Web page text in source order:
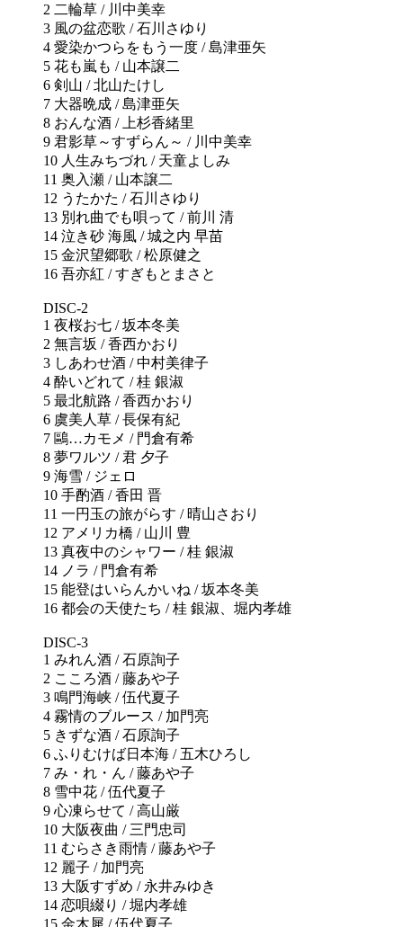
2 二輪草 / 川中美幸
3 風の盆恋歌 / 石川さゆり
4 愛染かつらをもう一度 / 島津亜矢
5 花も嵐も / 山本譲二
6 剣山 / 北山たけし
7 大器晩成 / 島津亜矢
8 おんな酒 / 上杉香緒里
9 君影草～すずらん～ / 川中美幸
10 人生みちづれ / 天童よしみ
11 奥入瀬 / 山本譲二
12 うたかた / 石川さゆり
13 別れ曲でも唄って / 前川 清
14 泣き砂 海風 / 城之内 早苗
15 金沢望郷歌 / 松原健之
16 吾亦紅 / すぎもとまさと
DISC-2
1 夜桜お七 / 坂本冬美
2 無言坂 / 香西かおり
3 しあわせ酒 / 中村美律子
4 酔いどれて / 桂 銀淑
5 最北航路 / 香西かおり
6 虞美人草 / 長保有紀
7 鷗…カモメ / 門倉有希
8 夢ワルツ / 君 夕子
9 海雪 / ジェロ
10 手酌酒 / 香田 晋
11 一円玉の旅がらす / 晴山さおり
12 アメリカ橋 / 山川 豊
13 真夜中のシャワー / 桂 銀淑
14 ノラ / 門倉有希
15 能登はいらんかいね / 坂本冬美
16 都会の天使たち / 桂 銀淑、堀内孝雄
DISC-3
1 みれん酒 / 石原詢子
2 こころ酒 / 藤あや子
3 鳴門海峡 / 伍代夏子
4 霧情のブルース / 加門亮
5 きずな酒 / 石原詢子
6 ふりむけば日本海 / 五木ひろし
7 み・れ・ん / 藤あや子
8 雪中花 / 伍代夏子
9 心凍らせて / 高山厳
10 大阪夜曲 / 三門忠司
11 むらさき雨情 / 藤あや子
12 麗子 / 加門亮
13 大阪すずめ / 永井みゆき
14 恋唄綴り / 堀内孝雄
15 金木犀 / 伍代夏子